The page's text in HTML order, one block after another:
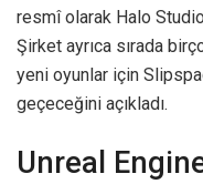
resmî olarak Halo
Şirket ayrıca sırada
yeni oyunlar için
geçeceğini açıkladı.
Unreal